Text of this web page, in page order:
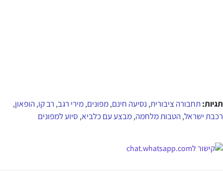
תגיות:תחבורה ציבורית, נסיעה חינם,מפונים,מירי רגב, רב קו,הופאון,
רכבת ישראל,הטבות מלחמה,מבצע עם כלביא, סיוע למפונים